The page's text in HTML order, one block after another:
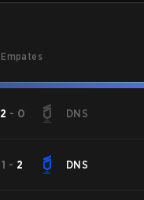
Empates
2 - 0 DNS
1 - 2 DNS